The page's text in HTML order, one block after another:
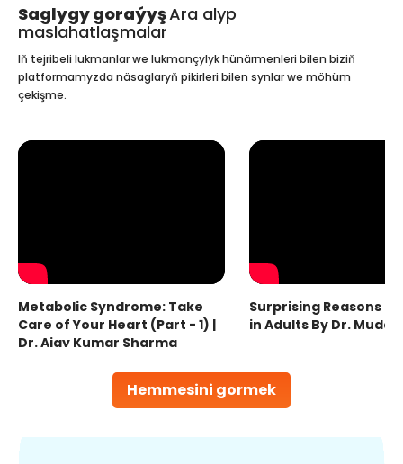
Saglygy goraýyşAra alyp
maslahatlaşmalar
Hemmesini gormek
Iň tejribeli lukmanlar we lukmançylyk hünärmenleri bilen biziň
platformamyzda näsaglaryň pikirleri bilen synlar we möhüm
çekişme.
Metabolic Syndrome: Take
Care of Your Heart (Part - 1) |
Dr. Ajay Kumar Sharma
Surprising Reasons
in Adults By Dr.